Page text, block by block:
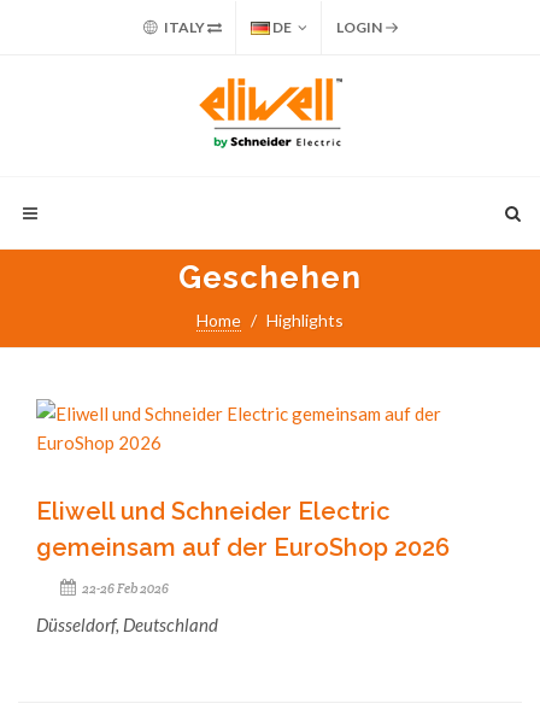
ITALY DE LOGIN
Geschehen
Home Highlights
Eliwell und Schneider Electric
gemeinsam auf der EuroShop 2026
22-26 Feb 2026
Düsseldorf, Deutschland